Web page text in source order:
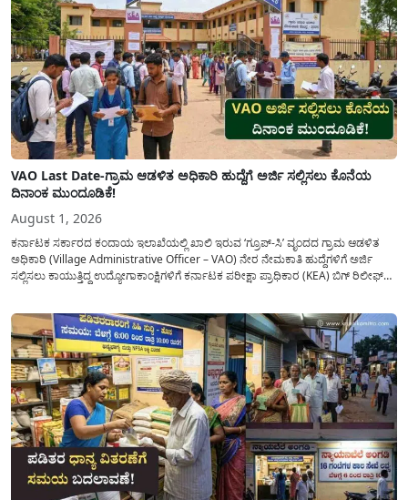
VAO Last Date-ಗ್ರಾಮ ಆಡಳಿತ ಅಧಿಕಾರಿ ಹುದ್ದೆಗೆ ಅರ್ಜಿ ಸಲ್ಲಿಸಲು ಕೊನೆಯ
ದಿನಾಂಕ ಮುಂದೂಡಿಕೆ!
August 1, 2026
ಕರ್ನಾಟಕ ಸರ್ಕಾರದ ಕಂದಾಯ ಇಲಾಖೆಯಲ್ಲಿ ಖಾಲಿ ಇರುವ ‘ಗ್ರೂಪ್-ಸಿ’ ವೃಂದದ ಗ್ರಾಮ ಆಡಳಿತ
ಅಧಿಕಾರಿ (Village Administrative Officer – VAO) ನೇರ ನೇಮಕಾತಿ ಹುದ್ದೆಗಳಿಗೆ ಅರ್ಜಿ
ಸಲ್ಲಿಸಲು ಕಾಯುತ್ತಿದ್ದ ಉದ್ಯೋಗಾಕಾಂಕ್ಷಿಗಳಿಗೆ ಕರ್ನಾಟಕ ಪರೀಕ್ಷಾ ಪ್ರಾಧಿಕಾರ (KEA) ಬಿಗ್ ರಿಲೀಫ್